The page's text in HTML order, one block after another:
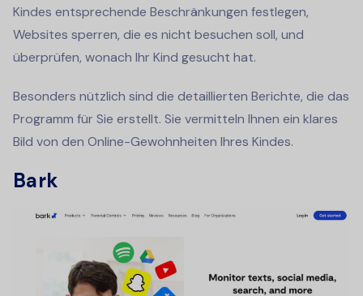
Kindes entsprechende Beschränkungen festlegen,
Websites sperren, die es nicht besuchen soll, und
überprüfen, wonach Ihr Kind gesucht hat.
Besonders nützlich sind die detaillierten Berichte, die das
Programm für Sie erstellt. Sie vermitteln Ihnen ein klares
Bild von den Online-Gewohnheiten Ihres Kindes.
Bark